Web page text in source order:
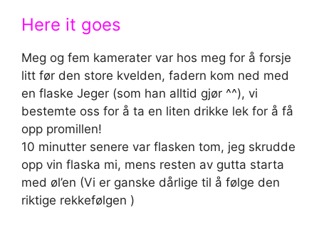
Here it goes
Meg og fem kamerater var hos meg for å forsje
litt før den store kvelden, fadern kom ned med
en flaske Jeger (som han alltid gjør ^^), vi
bestemte oss for å ta en liten drikke lek for å få
opp promillen!
10 minutter senere var flasken tom, jeg skrudde
opp vin flaska mi, mens resten av gutta starta
med øl’en (Vi er ganske dårlige til å følge den
riktige rekkefølgen )